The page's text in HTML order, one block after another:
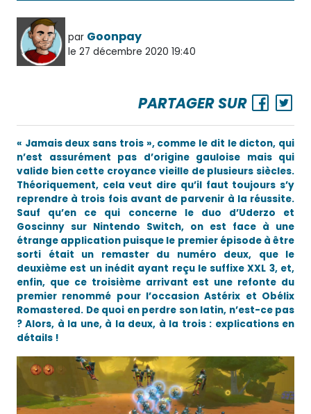
par Goonpay
le 27 décembre 2020 19:40
PARTAGER SUR
« Jamais deux sans trois », comme le dit le dicton, qui
n’est assurément pas d’origine gauloise mais qui
valide bien cette croyance vieille de plusieurs siècles.
Théoriquement, cela veut dire qu’il faut toujours s’y
reprendre à trois fois avant de parvenir à la réussite.
Sauf qu’en ce qui concerne le duo d’Uderzo et
Goscinny sur Nintendo Switch, on est face à une
étrange application puisque le premier épisode à être
sorti était un remaster du numéro deux, que le
deuxième est un inédit ayant reçu le suffixe XXL 3, et,
enfin, que ce troisième arrivant est une refonte du
premier renommé pour l’occasion Astérix et Obélix
Romastered. De quoi en perdre son latin, n’est-ce pas
? Alors, à la une, à la deux, à la trois : explications en
détails !